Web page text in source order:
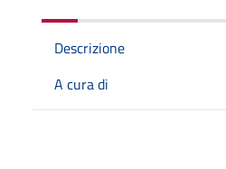
Descrizione
A cura di